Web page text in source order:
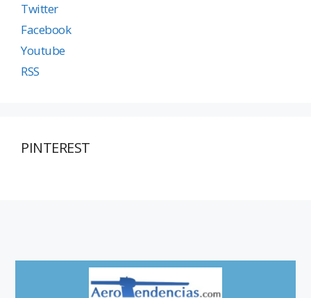
Twitter
Facebook
Youtube
RSS
PINTEREST